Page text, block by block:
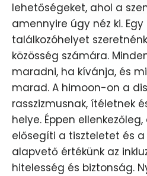
lehetőségeket, ahol a
amennyire úgy néz ki.
találkozóhelyet
közösség számára.
maradni, ha kívánja, és
marad. A himoon-on a
rasszizmusnak, ítéletnek
helye. Éppen
elősegíti a tiszteletet és
alapvető értékünk az
hitelesség és biztonság.